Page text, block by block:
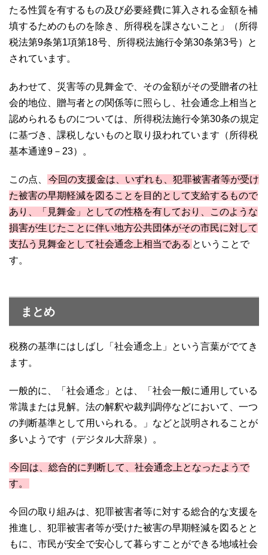
たる性質を有するもの及び必要経費に算入される金額を補
填するためのものを除き、所得税を課さないこと」（所得
税法第9条第1項第18号、所得税法施行令第30条第3号）と
されています。
あわせて、災害等の見舞金で、その金額がその受贈者の社
会的地位、贈与者との関係等に照らし、社会通念上相当と
認められるものについては、所得税法施行令第30条の規定
に基づき、課税しないものと取り扱われています（所得税
基本通達9－23）。
この点、
今回の支援金は、いずれも、犯罪被害者等が受け
た被害の早期軽減を図ることを目的として支給するもので
あり、「見舞金」としての性格を有しており、このような
損害が生じたことに伴い地方公共団体がその市民に対して
支払う見舞金として社会通念上相当である ということで
す。
まとめ
税務の基準にはしばし「社会通念上」という言葉がでてき
ます。
一般的に、「社会通念」とは、「社会一般に通用している
常識または見解。法の解釈や裁判調停などにおいて、一つ
の判断基準として用いられる。」などと説明されることが
多いようです（デジタル大辞泉）。
今回は、総合的に判断して、社会通念上となったようで
す。
今回の取り組みは、犯罪被害者等に対する総合的な支援を
推進し、犯罪被害者等が受けた被害の早期軽減を図るとと
もに、市民が安全で安心して暮らすことができる地域社会